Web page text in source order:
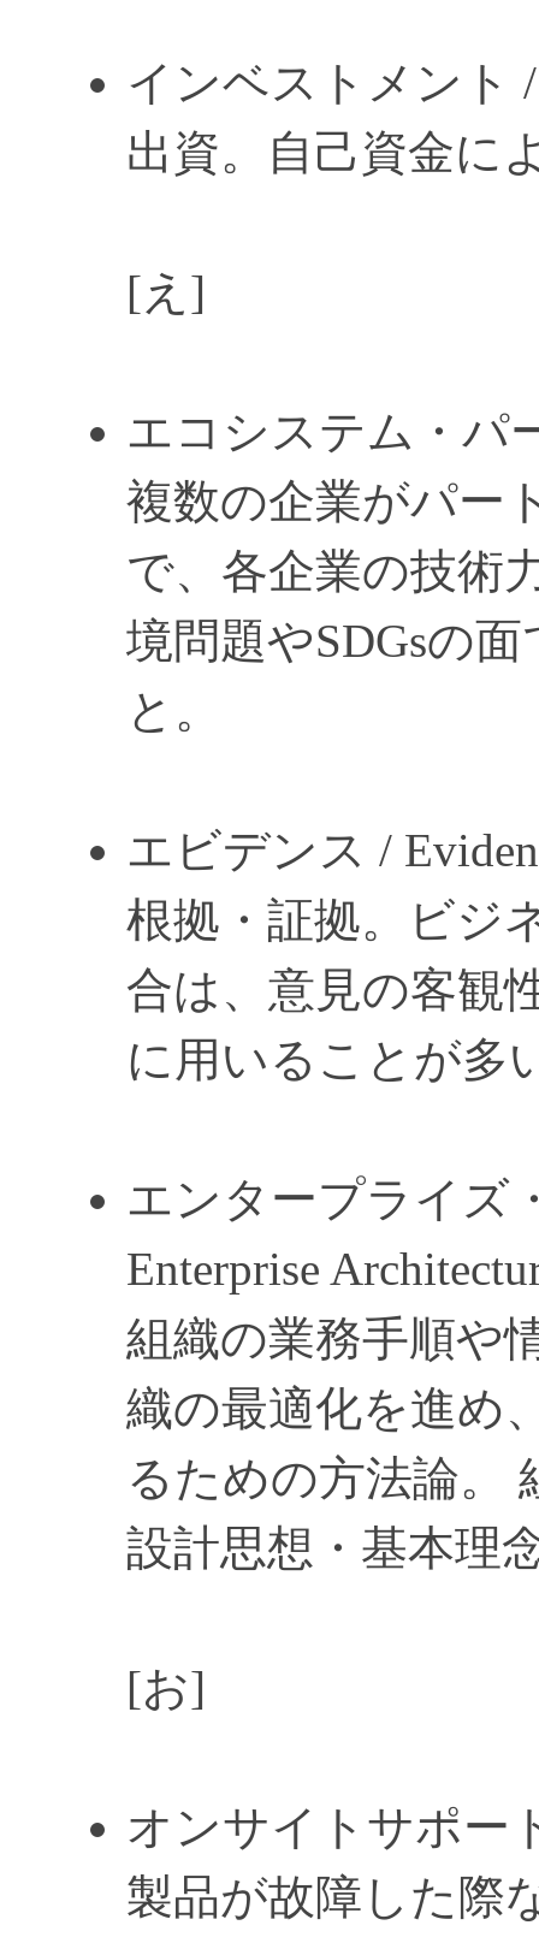
インベストメント /
出資。自己資金に
[え]
エコシステム・パ
複数の企業がパー
で、各企業の技術
境問題やSDGsの
と。
エビデンス /
根拠・証拠。ビジ
合は、意見の客観
に用いることが多
エンタープライズ
Enterprise
組織の業務手順や
織の最適化を進め
るための方法論。
設計思想・基本理
[お]
オンサイトサポー
製品が故障した際